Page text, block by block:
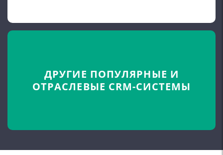
ДРУГИЕ ПОПУЛЯРНЫЕ И
ОТРАСЛЕВЫЕ CRM-СИСТЕМЫ